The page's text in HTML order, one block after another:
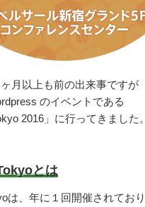
月以上も前の出来事ですが
のイベントである
2016」に行ってきました。
とは
は、年に１回開催されており